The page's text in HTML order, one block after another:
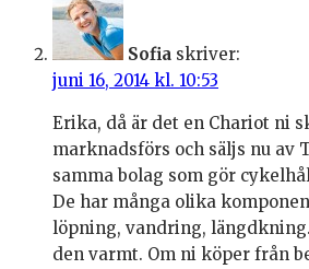
Sofia skriver:
juni 16, 2014 kl. 10:53
Erika, då är det en Chariot ni
marknadsförs och säljs nu av
samma bolag som gör
De har många olika
löpning, vandring,
den varmt. Om ni köper från